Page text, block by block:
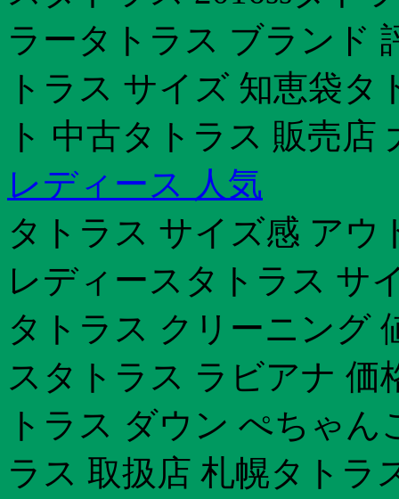
ラータトラス ブランド
トラス サイズ 知恵袋
ト 中古タトラス 販売店
レディース 人気
タトラス サイズ感 アウ
レディースタトラス サ
タトラス クリーニング
スタトラス ラビアナ 価
トラス ダウン ぺちゃん
ラス 取扱店 札幌タトラ